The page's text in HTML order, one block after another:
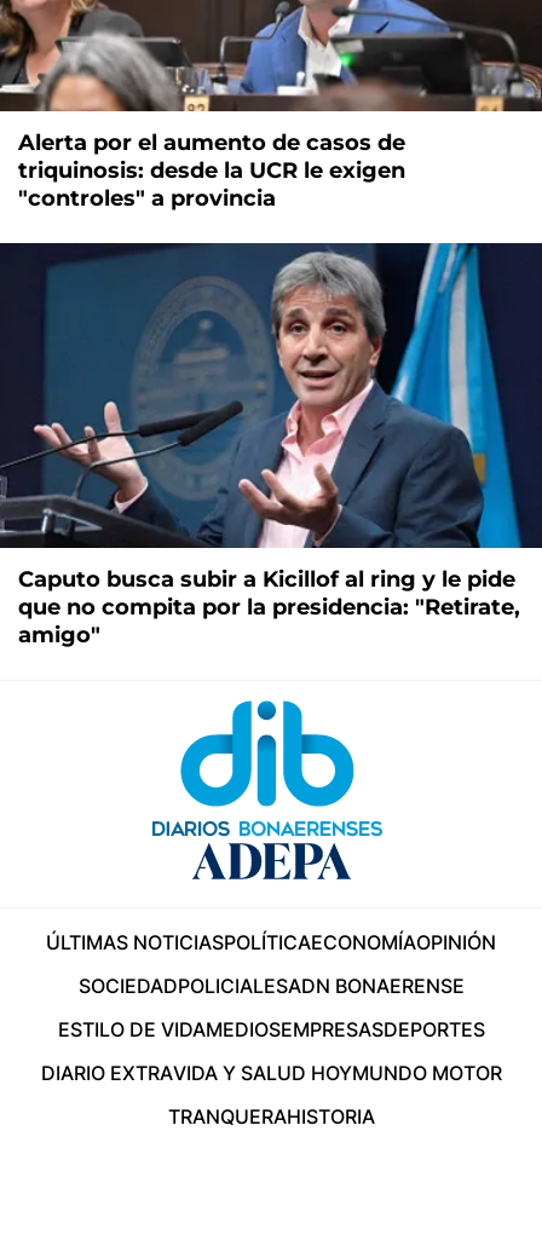
Alerta por el aumento de casos de
triquinosis: desde la UCR le exigen
"controles" a provincia
Caputo busca subir a Kicillof al ring y le pide
que no compita por la presidencia: "Retirate,
amigo"
ÚLTIMAS NOTICIASPOLÍTICAECONOMÍAOPINIÓN
SOCIEDADPOLICIALESADN BONAERENSE
ESTILO DE VIDAMEDIOSEMPRESASDEPORTES
DIARIO EXTRAVIDA Y SALUD HOYMUNDO MOTOR
TRANQUERAHISTORIA